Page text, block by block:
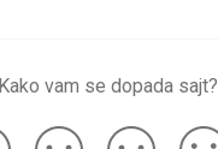
Kako vam se dopada sajt?